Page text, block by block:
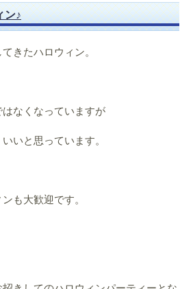
ン♪
きたハロウィン。
なくなっていますが
いと思っています。
も大歓迎です。